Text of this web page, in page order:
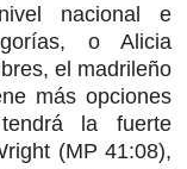
nacional e
o Alicia
el madrileño
más opciones
la fuerte
(MP 41:08),